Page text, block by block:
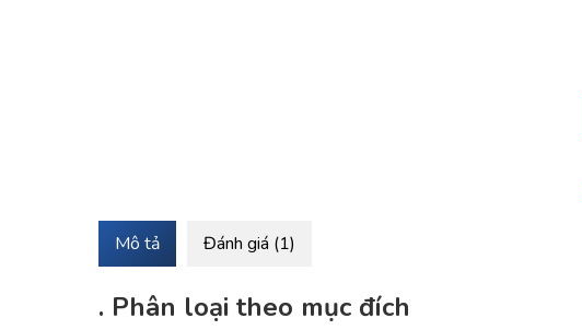
Mô tả Đánh giá (1)
. Phân loại theo mục đích